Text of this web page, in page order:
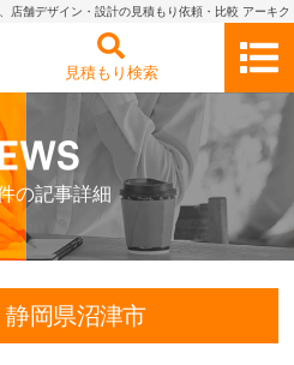
店舗デザイン・設計の見積もり依頼・比較 アーキク
見積もり検索
の記事詳細
岡県沼津市